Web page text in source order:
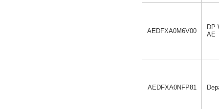
AEDFXA0M6V00
DP
AE
AEDFXA0NFP81